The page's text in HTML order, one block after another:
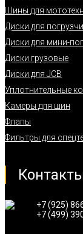
Шины для
Диски для
Диски для мини-
Диски грузовые
Диски для JCB
Уплотнительные
Камеры для шин
Флапы
Фильтры для
+7 (925)
+7 (499)